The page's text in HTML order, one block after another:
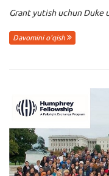
Grant yutish uchun Duke
Davomini o'qish